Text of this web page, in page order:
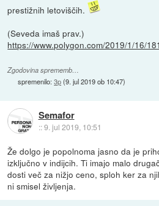
prestižnih letoviščih.
(Seveda imaš prav.)
https://www.polygon.com/2019/1/16/
Zgodovina sprememb…
spremenilo:3p(9. jul 2019 ob 10:47)
Semafor
::9. jul 2019, 10:51
Že dolgo je popolnoma jasno da je
izključno v indijcih. Ti imajo malo
dosti več za nižjo ceno, sploh ker za
ni smisel življenja.